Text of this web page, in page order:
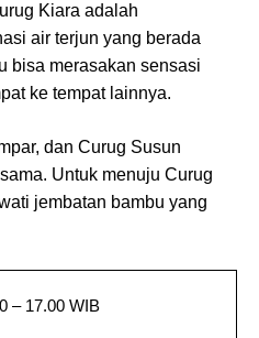
Kiara adalah
air terjun yang berada
bisa merasakan sensasi
ke tempat lainnya.
dan Curug Susun
Untuk menuju Curug
jembatan bambu yang
– 17.00 WIB